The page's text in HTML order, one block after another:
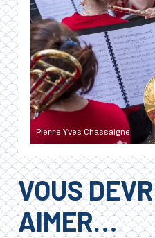
Pierre Yves Chassaigne
VOUS
AIMER…